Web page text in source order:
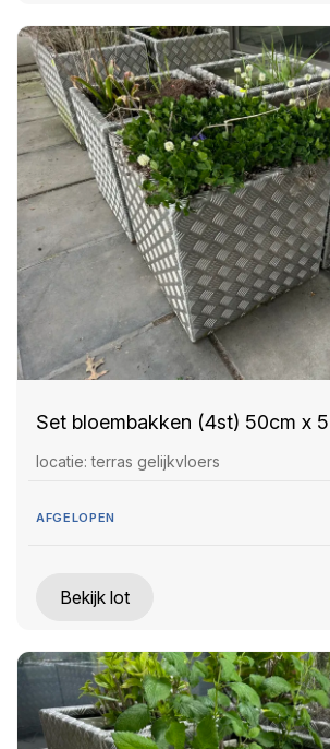
Set bloembakken (4st) 50cm x
locatie: terras gelijkvloers
AFGELOPEN
Bekijk lot